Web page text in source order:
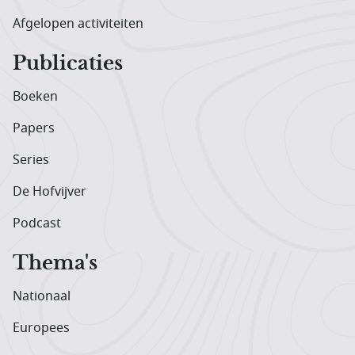
Afgelopen activiteiten
Publicaties
Boeken
Papers
Series
De Hofvijver
Podcast
Thema's
Nationaal
Europees